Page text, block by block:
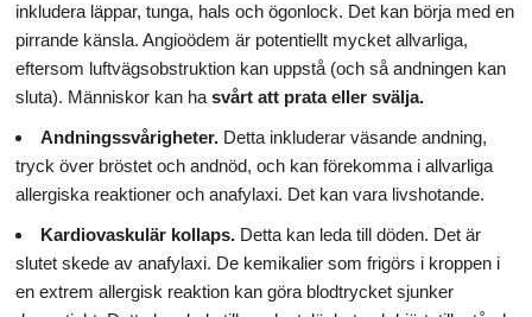
inkludera läppar, tunga, hals och ögonlock. Det kan börja med en
pirrande känsla. Angioödem är potentiellt mycket allvarliga,
eftersom luftvägsobstruktion kan uppstå (och så andningen kan
sluta). Människor kan ha svårt att prata eller svälja.
Andningssvårigheter. Detta inkluderar väsande andning,
tryck över bröstet och andnöd, och kan förekomma i allvarliga
allergiska reaktioner och anafylaxi. Det kan vara livshotande.
Kardiovaskulär kollaps. Detta kan leda till döden. Det är
slutet skede av anafylaxi. De kemikalier som frigörs i kroppen i
en extrem allergisk reaktion kan göra blodtrycket sjunker